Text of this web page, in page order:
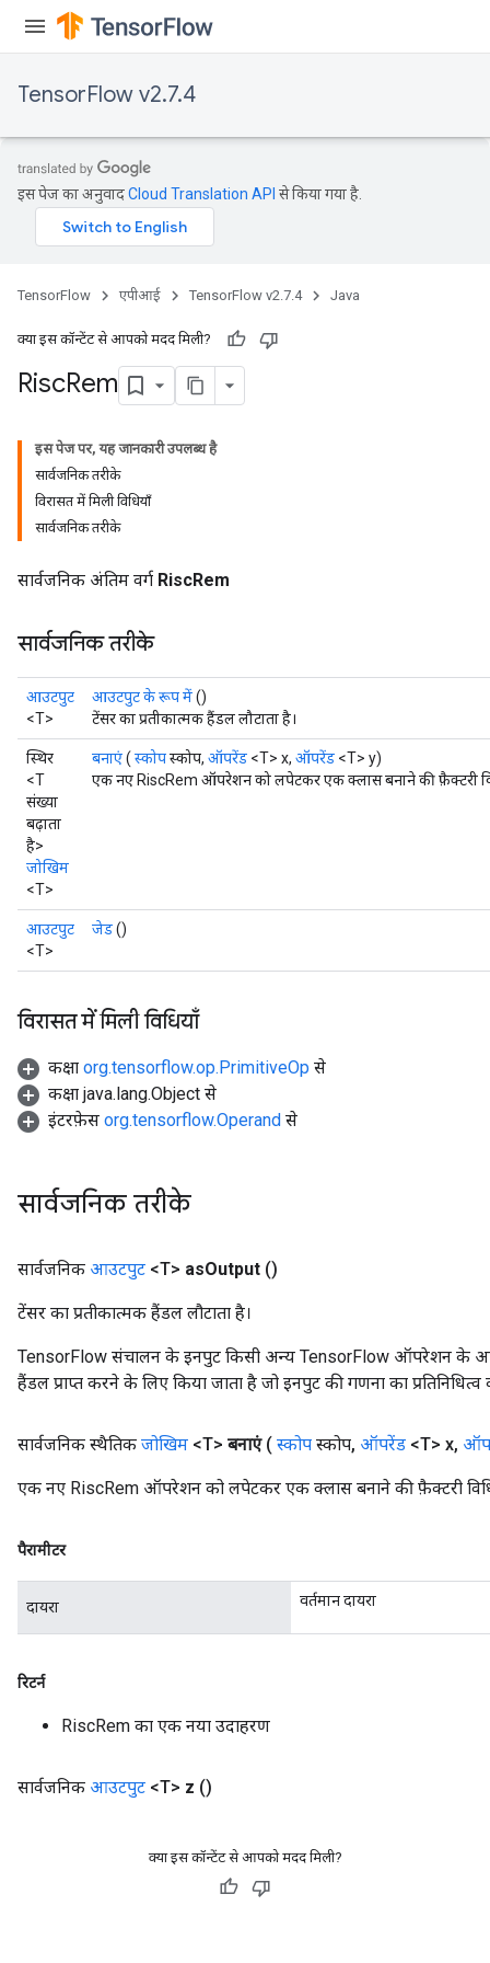
TensorFlow v2.7.4
इस पेज का अनुवादCloud Translation API से किया गया है.
TensorFlow एपीआई TensorFlow v2.7.4 Java
क्या इस कॉन्टेंट से आपको मदद मिली?
RiscRem
इस पेज पर, यह जानकारी उपलब्ध है
सार्वजनिक तरीके
विरासत में मिली विधियाँ
सार्वजनिक तरीके
सार्वजनिक अंतिम वर्ग RiscRem
सार्वजनिक तरीके
आउटपुट
<T>
आउटपुट के रूप में()
टेंसर का प्रतीकात्मक हैंडल लौटाता है।
स्थिर
<T
संख्या
बढ़ाता
है>
जोखिम
<T>
बनाएं( स्कोपस्कोप, ऑपरेंड <T> x, ऑपरेंड <T> y)
एक नए RiscRem ऑपरेशन को लपेटकर एक क्लास बनाने की फ़ैक्टरी
आउटपुट
<T>
जेड()
विरासत में मिली विधियाँ
कक्षा org.tensorflow.op.PrimitiveOp से
कक्षा java.lang.Object से
इंटरफ़ेस org.tensorflow.Operand से
सार्वजनिक तरीके
सार्वजनिक आउटपुट <T> asOutput ()
टेंसर का प्रतीकात्मक हैंडल लौटाता है।
TensorFlow संचालन के इनपुट किसी अन्य TensorFlow ऑपरेशन के
हैंडल प्राप्त करने के लिए किया जाता है जो इनपुट की गणना का प्रतिनिधित्व
सार्वजनिक स्थैतिक जोखिम <T> बनाएं ( स्कोप स्कोप, ऑपरेंड <T> x,
एक नए RiscRem ऑपरेशन को लपेटकर एक क्लास बनाने की फ़ैक्टरी
पैरामीटर
दायरा वर्तमान दायरा
रिटर्न
RiscRem का एक नया उदाहरण
सार्वजनिक आउटपुट <T> z ()
क्या इस कॉन्टेंट से आपको मदद मिली?